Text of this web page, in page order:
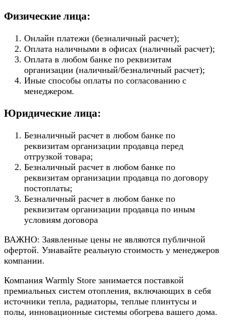
Физические лица:
Онлайн платежи (безналичный расчет);
Оплата наличными в офисах (наличный расчет);
Оплата в любом банке по реквизитам
организации (наличный/безналичный расчет);
Иные способы оплаты по согласованию с
менеджером.
Юридические лица:
Безналичный расчет в любом банке по
реквизитам организации продавца перед
отгрузкой товара;
Безналичный расчет в любом банке по
реквизитам организации продавца по договору
постоплаты;
Безналичный расчет в любом банке по
реквизитам организации продавца по иным
условиям договора
ВАЖНО: Заявленные цены не являются публичной
офертой. Узнавайте реальную стоимость у менеджеров
компании.
Компания Warmly Store занимается поставкой
премиальных систем отопления, включающих в себя
источники тепла, радиаторы, теплые плинтусы и
полы, инновационные системы обогрева вашего дома.